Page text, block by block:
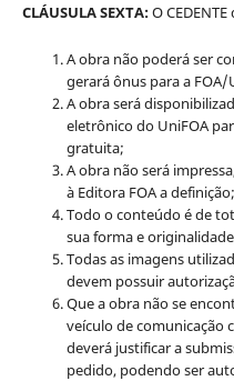
CLÁUSULA SEXTA:O
A obra não poderá ser
gerará ônus para a FOA/
A obra será
eletrônico do UniFOA
gratuita;
A obra não será
à Editora FOA a definição;
Todo o conteúdo é de
sua forma e
Todas as imagens
devem possuir
Que a obra não se
veículo de comunicação
deverá justificar a
pedido, podendo ser